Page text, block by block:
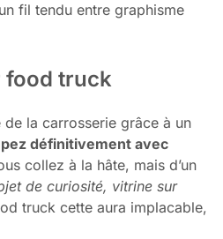
fil tendu entre graphisme
food truck
de la carrosserie grâce à un
définitivement avec
collez à la hâte, mais d’un
de curiosité, vitrine sur
truck cette aura implacable,